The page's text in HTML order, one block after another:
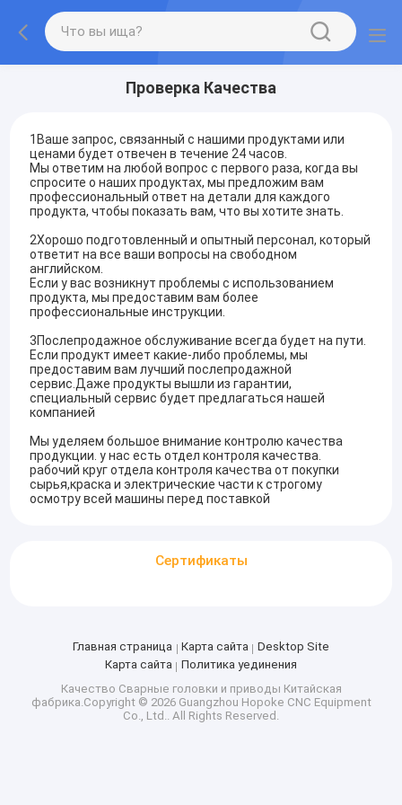
Проверка Качества
1Ваше запрос, связанный с нашими продуктами или
ценами будет отвечен в течение 24 часов.
Мы ответим на любой вопрос с первого раза, когда вы
спросите о наших продуктах, мы предложим вам
профессиональный ответ на детали для каждого
продукта, чтобы показать вам, что вы хотите знать.
2Хорошо подготовленный и опытный персонал, который
ответит на все ваши вопросы на свободном
английском.
Если у вас возникнут проблемы с использованием
продукта, мы предоставим вам более
профессиональные инструкции.
3Послепродажное обслуживание всегда будет на пути.
Если продукт имеет какие-либо проблемы, мы
предоставим вам лучший послепродажной
сервис.Даже продукты вышли из гарантии,
специальный сервис будет предлагаться нашей
компанией
Мы уделяем большое внимание контролю качества
продукции. у нас есть отдел контроля качества.
рабочий круг отдела контроля качества от покупки
сырья,краска и электрические части к строгому
осмотру всей машины перед поставкой
Сертификаты
Главная страница Карта сайта
Desktop Site
Карта сайта
Политика уединения
Качество Сварные головки и приводы Китайская
фабрика.Copyright © 2026 Guangzhou Hopoke CNC Equipment
Co., Ltd.. All Rights Reserved.